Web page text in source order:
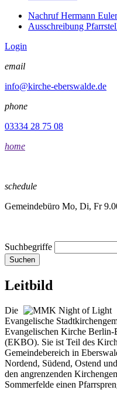
Nachruf Hermann Euler
Ausschreibung
Login
email
info@kirche-eberswalde.de
phone
03334 28 75 08
home
schedule
Gemeindebüro Mo, Di, Fr
Suchbegriffe
Suchen
Leitbild
Die
Evangelische
Evangelischen Kirche Berlin-
(EKBO). Sie ist Teil des
Gemeindebereich in
Nordend, Südend, Ostend
den angrenzenden
Sommerfelde einen